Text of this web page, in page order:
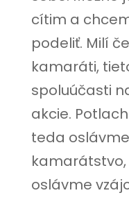
cítim a
podeliť. Milí
kamaráti,
spoluúčasti
akcie.
teda
oslávme